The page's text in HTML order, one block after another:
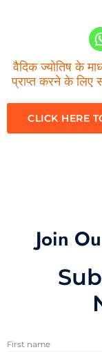
वैदिक ज्योतिष के
प्राप्त करने के लिए
CLICK HERE
Join
First name